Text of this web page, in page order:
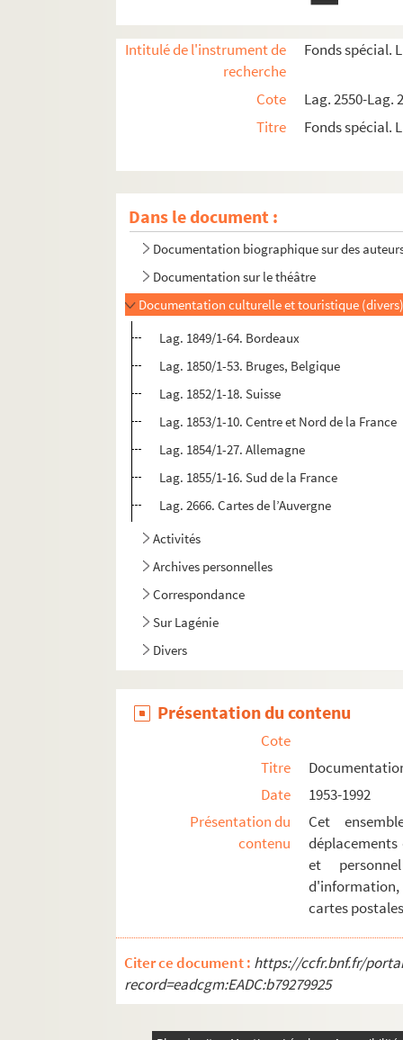
Intitulé de l'instrument de
recherche
Fonds spécial.
Cote
Lag. 2550-Lag.
Titre
Fonds spécial.
Dans le document :
Documentation biographique sur des
Documentation sur le théâtre
Documentation culturelle et touristique
Lag. 1849/1-64. Bordeaux
Lag. 1850/1-53. Bruges, Belgique
Lag. 1852/1-18. Suisse
Lag. 1853/1-10. Centre et Nord de la France
Lag. 1854/1-27. Allemagne
Lag. 1855/1-16. Sud de la France
Lag. 2666. Cartes de l’Auvergne
Activités
Archives personnelles
Correspondance
Sur Lagénie
Divers
Présentation du contenu
Cote
Titre
Date
1953-1992
Présentation du
contenu
Cet
et
cartes
Citer ce document : https://ccfr.bnf.fr/
record=eadcgm:EADC:b79279925